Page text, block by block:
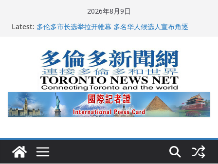
2026年8月9日
Latest: 多伦多市长选举拉开帷幕 多名华人候选人宣布角逐
特朗普称加拿大“不友善”并批评其领导层 卡尼：谈判事
关加拿大就业
2026加拿大青少年儿童绘画比赛颁奖典礼多伦多举行